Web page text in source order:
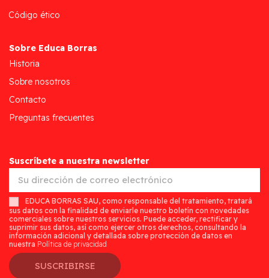
Código ético
Sobre Educa Borras
Historia
Sobre nosotros
Contacto
Preguntas frecuentes
Suscríbete a nuestra newsletter
EDUCA BORRAS SAU, como responsable del tratamiento, tratará
sus datos con la finalidad de enviarle nuestro boletín con novedades
comerciales sobre nuestros servicios. Puede acceder, rectificar y
suprimir sus datos, así como ejercer otros derechos, consultando la
información adicional y detallada sobre protección de datos en
nuestra Política de privacidad
SUSCRIBIRSE